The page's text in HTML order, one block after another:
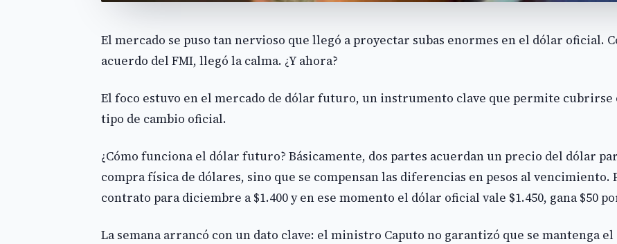
El mercado se puso tan nervioso que llegó a proyectar subas enormes en el dólar oficial.
acuerdo del FMI, llegó la calma. ¿Y ahora?
El foco estuvo en el mercado de dólar futuro, un instrumento clave que permite
tipo de cambio oficial.
¿Cómo funciona el dólar futuro? Básicamente, dos partes acuerdan un precio del dólar
compra física de dólares, sino que se compensan las diferencias en pesos al
contrato para diciembre a $1.400 y en ese momento el dólar oficial vale $1.450, gana $50
La semana arrancó con un dato clave: el ministro Caputo no garantizó que se mantenga